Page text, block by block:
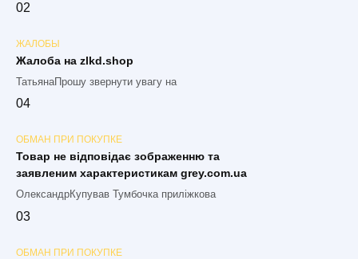
02
ЖАЛОБЫ
Жалоба на zlkd.shop
ТатьянаПрошу звернути увагу на
04
ОБМАН ПРИ ПОКУПКЕ
Товар не відповідає зображенню та
заявленим характеристикам grey.com.ua
ОлександрКупував Тумбочка приліжкова
03
ОБМАН ПРИ ПОКУПКЕ